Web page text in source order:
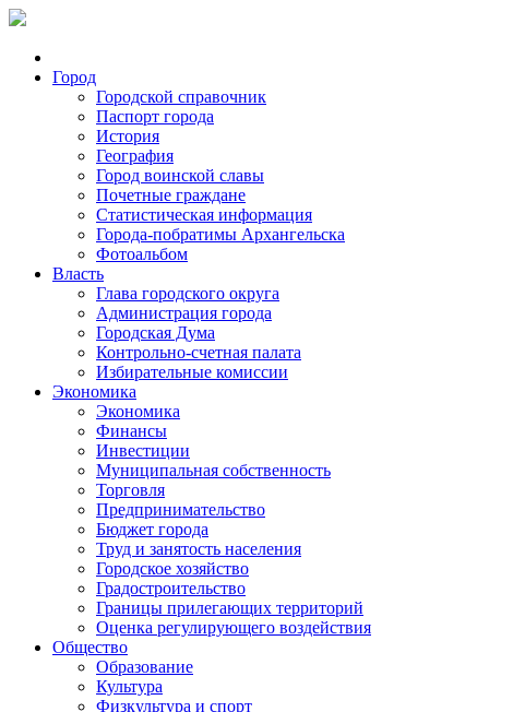
Город
Городской справочник
Паспорт города
История
География
Город воинской славы
Почетные граждане
Статистическая информация
Города-побратимы Архангельска
Фотоальбом
Власть
Глава городского округа
Администрация города
Городская Дума
Контрольно-счетная палата
Избирательные комиссии
Экономика
Экономика
Финансы
Инвестиции
Муниципальная собственность
Торговля
Предпринимательство
Бюджет города
Труд и занятость населения
Городское хозяйство
Градостроительство
Границы прилегающих территорий
Оценка регулирующего воздействия
Общество
Образование
Культура
Физкультура и спорт